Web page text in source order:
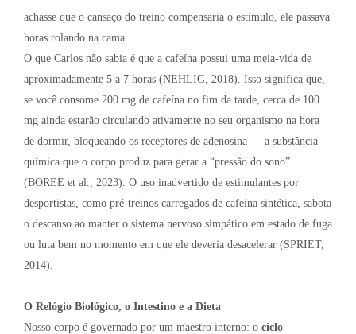
achasse que o cansaço do treino compensaria o estímulo, ele passava
horas rolando na cama.
O que Carlos não sabia é que a cafeína possui uma meia-vida de
aproximadamente 5 a 7 horas (NEHLIG, 2018). Isso significa que,
se você consome 200 mg de cafeína no fim da tarde, cerca de 100
mg ainda estarão circulando ativamente no seu organismo na hora
de dormir, bloqueando os receptores de adenosina — a substância
química que o corpo produz para gerar a “pressão do sono”
(BOREE et al., 2023). O uso inadvertido de estimulantes por
desportistas, como pré-treinos carregados de cafeína sintética, sabota
o descanso ao manter o sistema nervoso simpático em estado de fuga
ou luta bem no momento em que ele deveria desacelerar (SPRIET,
2014).
O Relógio Biológico, o Intestino e a Dieta
Nosso corpo é governado por um maestro interno: o ciclo